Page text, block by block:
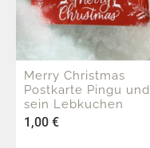
Merry Christmas
Postkarte Pingu und
sein Lebkuchen
1,00 €